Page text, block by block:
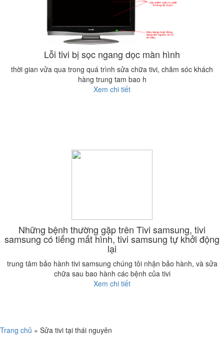
Lỗi tivi bị sọc ngang dọc màn hình
thời gian vửa qua trong quá trình sửa chữa tivi, chăm sóc khách
hàng trung tam bao h
Xem chi tiết
Những bệnh thường gặp trên Tivi samsung, tivi
samsung có tiếng mất hình, tivi samsung tự khởi động
lại
trung tâm bảo hành tivi samsung chúng tôi nhận bảo hành, và sửa
chữa sau bao hành các bệnh của tivi
Xem chi tiết
Trang chủ » Sửa tivi tại thái nguyên